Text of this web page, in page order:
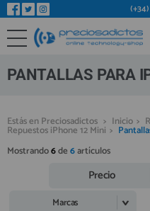
REPUESTOS MÓVILES
REPUESTOS TABLET
REPUESTOS
REPUESTOS OTROS
REPUESTOS PORTÁTILES
Bienvenid@ otra vez
YA SOY
(+34)
PANTALLAS PARA
Estás en Preciosadictos > Inicio >
Repuestos iPhone 12 Mini >
Mostrando6de6artículos
Precio
Marcas